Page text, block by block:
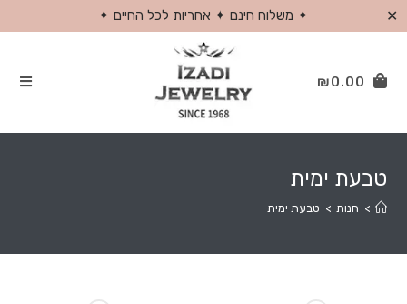
✦ משלוח חינם ✦ אחריות לכל החיים ✦ ✕
₪0.00
טבעת ימית
> חנות > טבעת ימית